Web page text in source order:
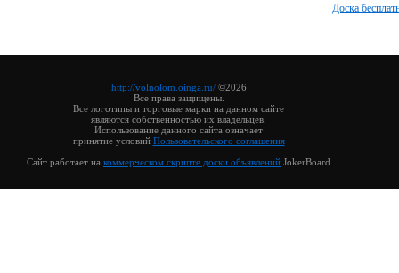
Доска
http://volnolom.oinga.ru/©2026
Все права защищены.
Все логотипы и торговые марки на данном сайте
являются собственностью их владельцев.
Использование данного сайта означает
принятие условий Пользовательского соглашения
Сайт работает на коммерческом скрипте доски объявлений JokerBoard